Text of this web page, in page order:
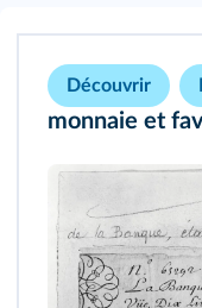
Découvrir
monnaie et